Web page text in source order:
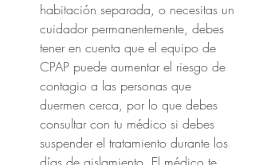
habitación separada, o necesitas un
cuidador permanentemente, debes
tener en cuenta que el equipo de
CPAP puede aumentar el riesgo de
contagio a las personas que
duermen cerca, por lo que debes
consultar con tu médico si debes
suspender el tratamiento durante los